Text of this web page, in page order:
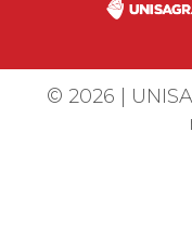
© 2026 |